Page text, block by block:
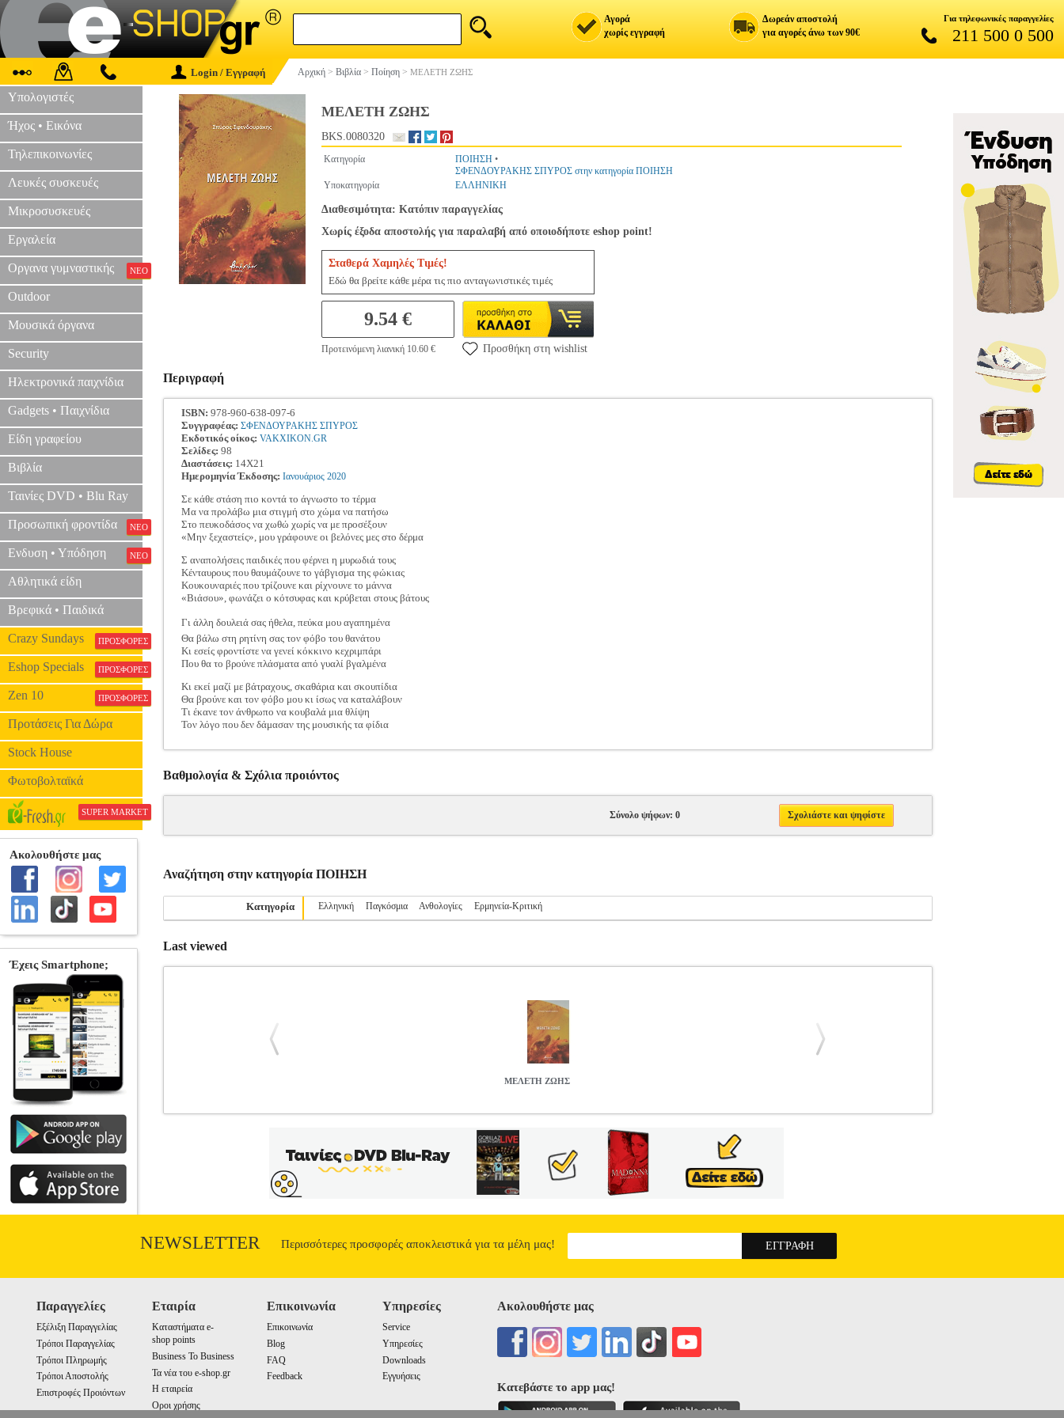
Αγορά
χωρίς εγγραφή
Δωρεάν αποστολή
για αγορές άνω των 90€
Για τηλεφωνικές παραγγελίες
211 500 0 500
Login / Εγγραφή Αρχική > Βιβλία > Ποίηση > ΜΕΛΕΤΗ ΖΩΗΣ
Υπολογιστές
Ήχος • Εικόνα
Τηλεπικοινωνίες
Λευκές συσκευές
Μικροσυσκευές
Εργαλεία
Οργανα γυμναστικής ΝΕΟ
Outdoor
Μουσικά όργανα
Security
Ηλεκτρονικά παιχνίδια
Gadgets • Παιχνίδια
Είδη γραφείου
Βιβλία
Ταινίες DVD • Blu Ray
Προσωπική φροντίδα ΝΕΟ
Ενδυση • Υπόδηση ΝΕΟ
Αθλητικά είδη
Βρεφικά • Παιδικά
Crazy Sundays ΠΡΟΣΦΟΡΕΣ
Eshop Specials ΠΡΟΣΦΟΡΕΣ
Zen 10 ΠΡΟΣΦΟΡΕΣ
Προτάσεις Για Δώρα
Stock House
Φωτοβολταϊκά
SUPER MARKET
ΜΕΛΕΤΗ ΖΩΗΣ
BKS.0080320
Κατηγορία ΠΟΙΗΣΗ •
ΣΦΕΝΔΟΥΡΑΚΗΣ ΣΠΥΡΟΣ στην κατηγορία ΠΟΙΗΣΗ
Υποκατηγορία
ΕΛΛΗΝΙΚΗ
Διαθεσιμότητα: Κατόπιν παραγγελίας
Χωρίς έξοδα αποστολής για παραλαβή από οποιοδήποτε eshop point!
Σταθερά Χαμηλές Τιμές!
Εδώ θα βρείτε κάθε μέρα τις πιο ανταγωνιστικές τιμές
9.54 €
Προτεινόμενη λιανική 10.60 € Προσθήκη στη wishlist
Περιγραφή
ISBN: 978-960-638-097-6
Συγγραφέας: ΣΦΕΝΔΟΥΡΑΚΗΣ ΣΠΥΡΟΣ
Εκδοτικός οίκος: VAKXIKON.GR
Σελίδες: 98
Διαστάσεις: 14Χ21
Ημερομηνία Έκδοσης: Ιανουάριος 2020
Σε κάθε στάση πιο κοντά το άγνωστο το τέρμα
Μα να προλάβω μια στιγμή στο χώμα να πατήσω
Στο πευκοδάσος να χωθώ χωρίς να με προσέξουν
«Μην ξεχαστείς», μου γράφουνε οι βελόνες μες στο δέρμα
Σ αναπολήσεις παιδικές που φέρνει η μυρωδιά τους
Κένταυρους που θαυμάζουνε το γάβγισμα της φώκιας
Κουκουναριές που τρίζουνε και ρίχνουνε το μάννα
«Βιάσου», φωνάζει ο κότσυφας και κρύβεται στους βάτους
Γι άλλη δουλειά σας ήθελα, πεύκα μου αγαπημένα
Θα βάλω στη ρητίνη σας τον φόβο του θανάτου
Κι εσείς φροντίστε να γενεί κόκκινο κεχριμπάρι
Που θα το βρούνε πλάσματα από γυαλί βγαλμένα
Κι εκεί μαζί με βάτραχους, σκαθάρια και σκουπίδια
Θα βρούνε και τον φόβο μου κι ίσως να καταλάβουν
Τι έκανε τον άνθρωπο να κουβαλά μια θλίψη
Τον λόγο που δεν δάμασαν της μουσικής τα φίδια
Βαθμολογία & Σχόλια προιόντος
Σύνολο ψήφων: 0 Σχολιάστε και ψηφίστε
Αναζήτηση στην κατηγορία ΠΟΙΗΣΗ
Κατηγορία Ελληνική Παγκόσμια Ανθολογίες Ερμηνεία-Κριτική
Last viewed
ΜΕΛΕΤΗ ΖΩΗΣ
•ΣΦΕΝΔΟΥΡΑΚΗΣ ΣΠΥΡΟΣ στην κατηγορία ΠΟΙΗΣΗ ISBN: 978-960-638-097-6 Συγγραφέας: ΣΦΕΝΔΟΥΡΑΚΗΣ ΣΠΥΡΟΣ Εκδοτικός οίκος:
VAKXIKON.GR Σελίδες: 98 Διαστάσεις: 14Χ21 Ημερομηνία Έκδοσης: Ιανουάριος 2020 Σε κάθε στάση πιο κοντά το άγνωστο το τέρμα Μα να προλάβω μια
στιγμή στο χώμα να πατήσω Στο πευκοδάσος να χωθώ χωρίς να με προσέξουν «Μην ξεχαστείς», μου γράφουνε οι βελόνες μες στο δέρμα Σ αναπολήσεις
παιδικές που φέρνει η μυρωδιά τους Κένταυρους που θαυμάζουνε το γάβγισμα της φώκιας Κουκουναριές που τρίζουνε και ρίχνουνε το μάννα «Βιάσου»,
φωνάζει ο κότσυφας και κρύβεται στους βάτους Γι άλλη δουλειά σας ήθελα, πεύκα μου αγαπημένα Θα βάλω στη ρητίνη σας τον φόβο του θανάτου Κι εσείς
φροντίστε να γενεί κόκκινο κεχριμπάρι Που θα το βρούνε πλάσματα από γυαλί βγαλμένα Κι εκεί μαζί με βάτραχους, σκαθάρια και σκουπίδια Θα βρούνε και
8.59
NEWSLETTER Περισσότερες προσφορές αποκλειστικά για τα μέλη μας!
Παραγγελίες
Εξέλιξη Παραγγελίας
Τρόποι Παραγγελίας
Τρόποι Πληρωμής
Τρόποι Αποστολής
Επιστροφές Προιόντων
Εταιρία
Καταστήματα e-
shop points
Business To Business
Τα νέα του e-shop.gr
Η εταιρεία
Οροι χρήσης
Επικοινωνία
Επικοινωνία
Blog
FAQ
Feedback
Υπηρεσίες
Service
Υπηρεσίες
Downloads
Εγγυήσεις
Ακολουθήστε μας
Κατεβάστε το app μας!